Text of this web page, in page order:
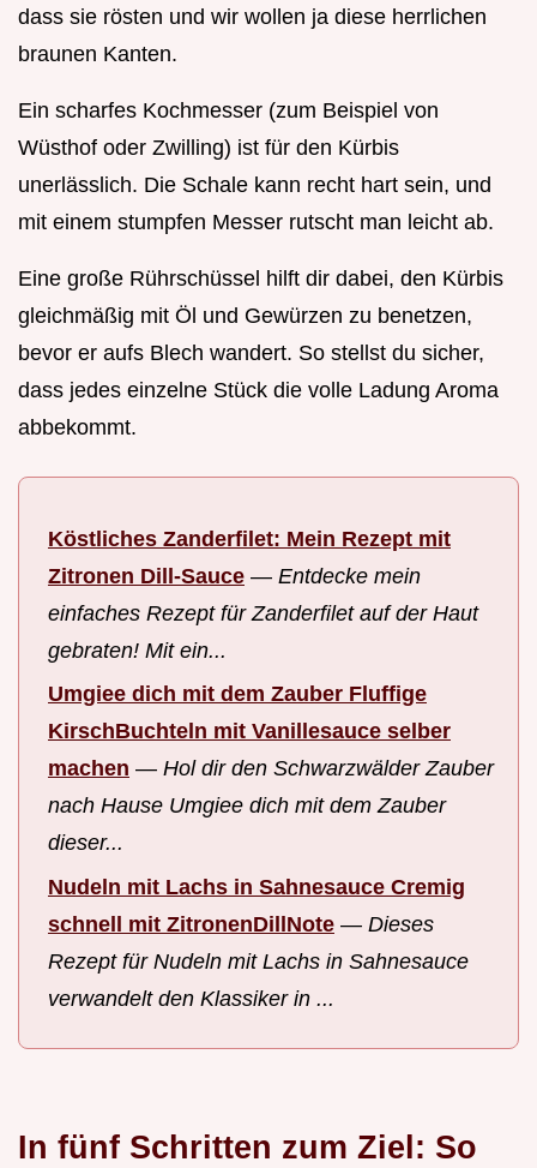
dass sie rösten und wir wollen ja diese herrlichen
braunen Kanten.
Ein scharfes Kochmesser (zum Beispiel von
Wüsthof oder Zwilling) ist für den Kürbis
unerlässlich. Die Schale kann recht hart sein, und
mit einem stumpfen Messer rutscht man leicht ab.
Eine große Rührschüssel hilft dir dabei, den Kürbis
gleichmäßig mit Öl und Gewürzen zu benetzen,
bevor er aufs Blech wandert. So stellst du sicher,
dass jedes einzelne Stück die volle Ladung Aroma
abbekommt.
Köstliches Zanderfilet: Mein Rezept mit
Zitronen Dill-Sauce — Entdecke mein
einfaches Rezept für Zanderfilet auf der Haut
gebraten! Mit ein...
Umgiee dich mit dem Zauber Fluffige
KirschBuchteln mit Vanillesauce selber
machen — Hol dir den Schwarzwälder Zauber
nach Hause Umgiee dich mit dem Zauber
dieser...
Nudeln mit Lachs in Sahnesauce Cremig
schnell mit ZitronenDillNote — Dieses
Rezept für Nudeln mit Lachs in Sahnesauce
verwandelt den Klassiker in ...
In fünf Schritten zum Ziel: So